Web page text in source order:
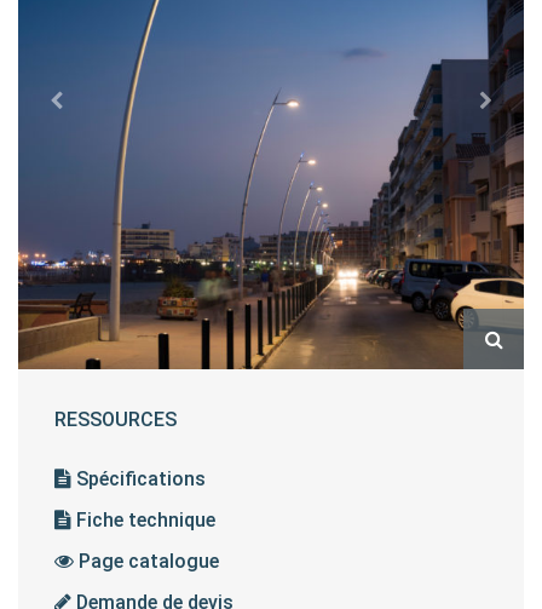
RESSOURCES
Spécifications
Fiche technique
Page catalogue
Demande de devis